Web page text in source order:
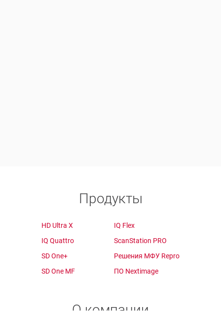
Продукты
HD Ultra X
IQ Quattro
SD One+
SD One MF
IQ Flex
ScanStation PRO
Решения МФУ Repro
ПО Nextimage